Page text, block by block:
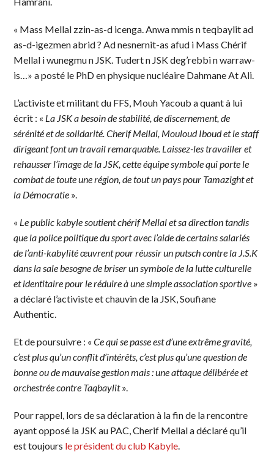
« Mass Mellal zzin-as-d icenga. Anwa mmis n teqbaylit ad
as-d-igezmen abrid ? Ad nesnernit-as afud i Mass Chérif
Mellal i wunegmu n JSK. Tudert n JSK deg’rebbi n warraw-
is…» a posté le PhD en physique nucléaire Dahmane At Ali.
L’activiste et militant du FFS, Mouh Yacoub a quant à lui
écrit : « La JSK a besoin de stabilité, de discernement, de
sérénité et de solidarité. Cherif Mellal, Mouloud Iboud et le staff
dirigeant font un travail remarquable. Laissez-les travailler et
rehausser l’image de la JSK, cette équipe symbole qui porte le
combat de toute une région, de tout un pays pour Tamazight et
la Démocratie ».
« Le public kabyle soutient chérif Mellal et sa direction tandis
que la police politique du sport avec l’aide de certains salariés
de l’anti-kabylité œuvrent pour réussir un putsch contre la J.S.K
dans la sale besogne de briser un symbole de la lutte culturelle
et identitaire pour le réduire à une simple association sportive »
a déclaré l’activiste et chauvin de la JSK, Soufiane
Authentic.
Et de poursuivre : « Ce qui se passe est d’une extrême gravité,
c’est plus qu’un conflit d’intérêts, c’est plus qu’une question de
bonne ou de mauvaise gestion mais : une attaque délibérée et
orchestrée contre Taqbaylit».
Pour rappel, lors de sa déclaration à la fin de la rencontre
ayant opposé la JSK au PAC, Cherif Mellal a déclaré qu’il
est toujours le président du club Kabyle.